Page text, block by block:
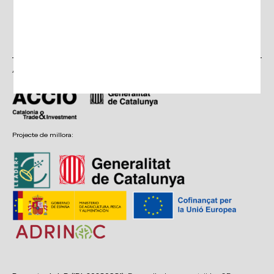
Amb el suport de:
Projecte de millora: